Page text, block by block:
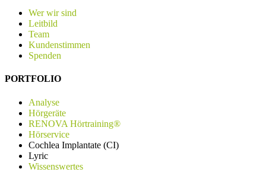
Wer wir sind
Leitbild
Team
Kundenstimmen
Spenden
PORTFOLIO
Analyse
Hörgeräte
RENOVA Hörtraining®
Hörservice
Cochlea Implantate (CI)
Lyric
Wissenswertes